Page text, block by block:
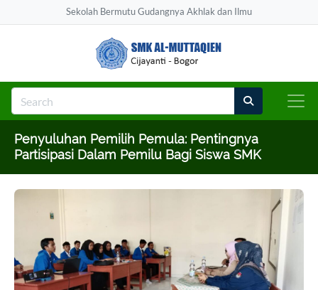
Sekolah Bermutu Gudangnya Akhlak dan Ilmu
Penyuluhan Pemilih Pemula: Pentingnya
Partisipasi Dalam Pemilu Bagi Siswa SMK